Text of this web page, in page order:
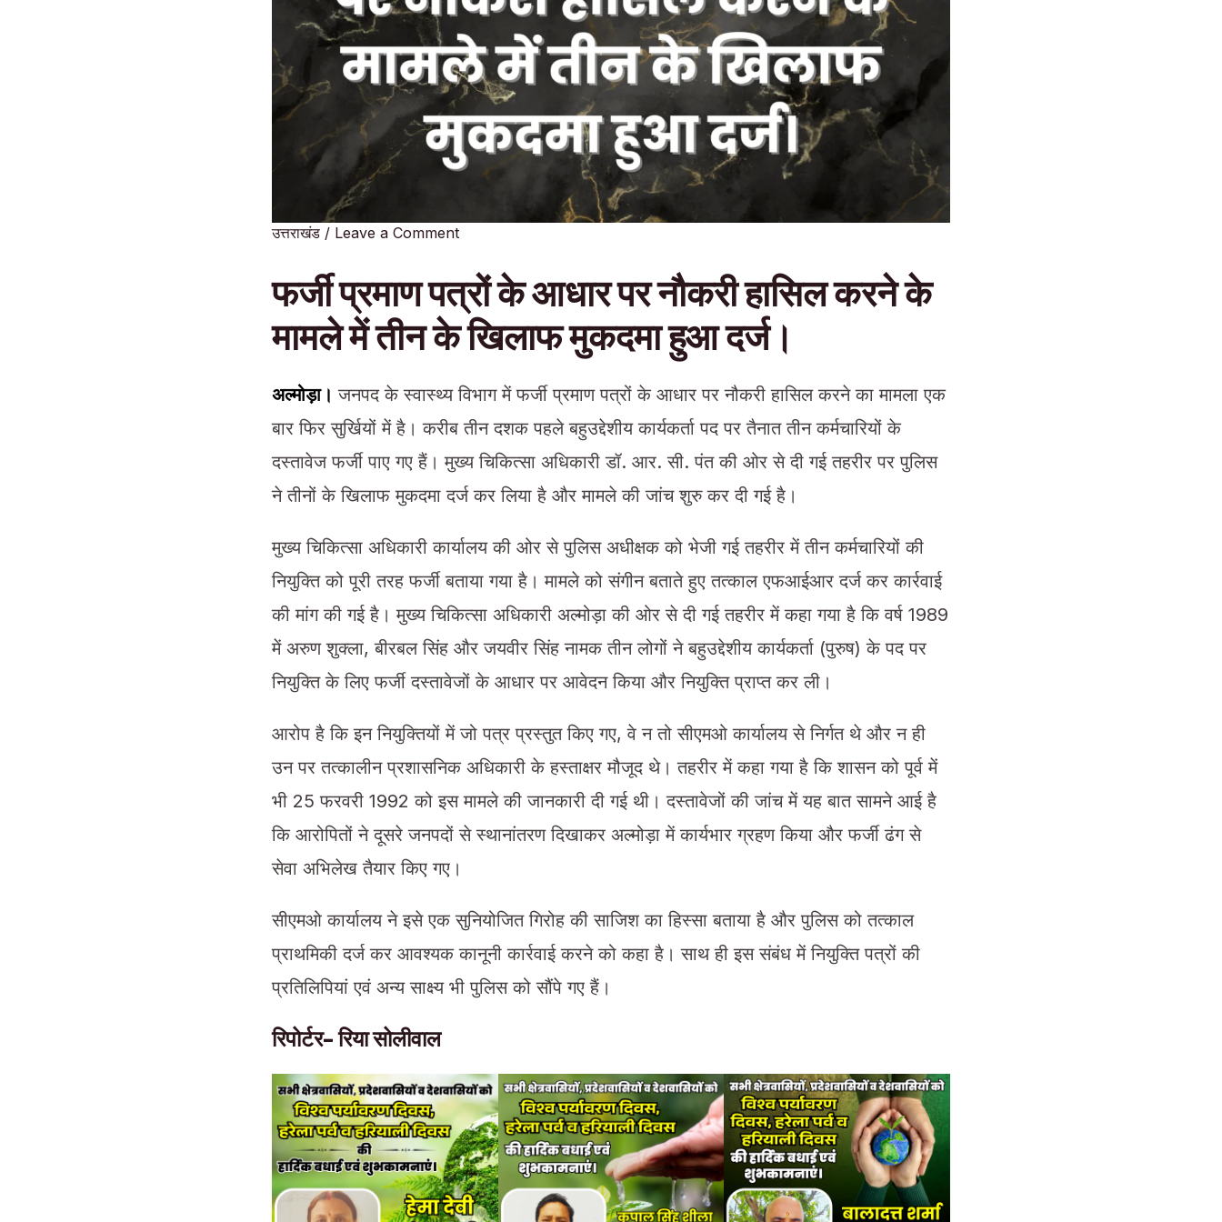
उत्तराखंड/ Leave a Comment
फर्जी प्रमाण पत्रों के आधार पर नौकरी हासिल करने के
मामले में तीन के खिलाफ मुकदमा हुआ दर्ज।
अल्मोड़ा। जनपद के स्वास्थ्य विभाग में फर्जी प्रमाण पत्रों के आधार पर नौकरी हासिल करने का मामला एक
बार फिर सुर्खियों में है। करीब तीन दशक पहले बहुउद्देशीय कार्यकर्ता पद पर तैनात तीन कर्मचारियों के
दस्तावेज फर्जी पाए गए हैं। मुख्य चिकित्सा अधिकारी डॉ. आर. सी. पंत की ओर से दी गई तहरीर पर पुलिस
ने तीनों के खिलाफ मुकदमा दर्ज कर लिया है और मामले की जांच शुरु कर दी गई है।
मुख्य चिकित्सा अधिकारी कार्यालय की ओर से पुलिस अधीक्षक को भेजी गई तहरीर में तीन कर्मचारियों की
नियुक्ति को पूरी तरह फर्जी बताया गया है। मामले को संगीन बताते हुए तत्काल एफआईआर दर्ज कर कार्रवाई
की मांग की गई है। मुख्य चिकित्सा अधिकारी अल्मोड़ा की ओर से दी गई तहरीर में कहा गया है कि वर्ष 1989
में अरुण शुक्ला, बीरबल सिंह और जयवीर सिंह नामक तीन लोगों ने बहुउद्देशीय कार्यकर्ता (पुरुष) के पद पर
नियुक्ति के लिए फर्जी दस्तावेजों के आधार पर आवेदन किया और नियुक्ति प्राप्त कर ली।
आरोप है कि इन नियुक्तियों में जो पत्र प्रस्तुत किए गए, वे न तो सीएमओ कार्यालय से निर्गत थे और न ही
उन पर तत्कालीन प्रशासनिक अधिकारी के हस्ताक्षर मौजूद थे। तहरीर में कहा गया है कि शासन को पूर्व में
भी 25 फरवरी 1992 को इस मामले की जानकारी दी गई थी। दस्तावेजों की जांच में यह बात सामने आई है
कि आरोपितों ने दूसरे जनपदों से स्थानांतरण दिखाकर अल्मोड़ा में कार्यभार ग्रहण किया और फर्जी ढंग से
सेवा अभिलेख तैयार किए गए।
सीएमओ कार्यालय ने इसे एक सुनियोजित गिरोह की साजिश का हिस्सा बताया है और पुलिस को तत्काल
प्राथमिकी दर्ज कर आवश्यक कानूनी कार्रवाई करने को कहा है। साथ ही इस संबंध में नियुक्ति पत्रों की
प्रतिलिपियां एवं अन्य साक्ष्य भी पुलिस को सौंपे गए हैं।
रिपोर्टर- रिया सोलीवाल